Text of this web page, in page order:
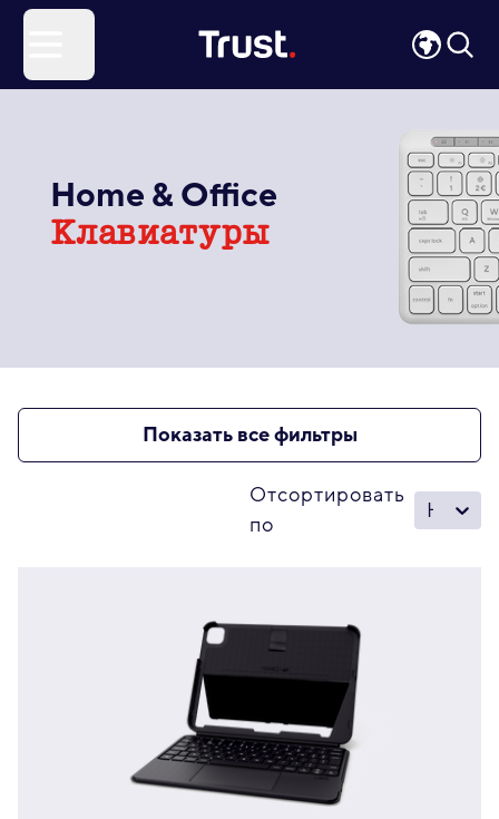
Home & Office
Клавиатуры
Показать все фильтры
Отсортировать
по